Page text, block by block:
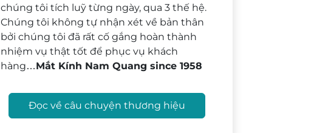
chúng tôi tích luỹ từng ngày, qua 3 thế hệ.
Chúng tôi không tự nhận xét về bản thân
bởi chúng tôi đã rất cố gắng hoàn thành
nhiệm vụ thật tốt để phục vụ khách
hàng…Mắt Kính Nam Quang since 1958
Đọc về câu chuyện thương hiệu